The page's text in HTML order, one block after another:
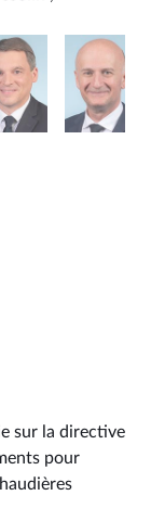
sur la directive
pour